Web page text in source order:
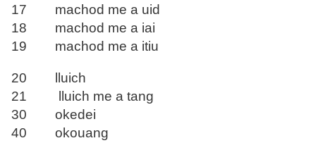
17 machod me a uid
18 machod me a iai
19 machod me a itiu
20 lluich
21 lluich me a tang
30 okedei
40 okouang